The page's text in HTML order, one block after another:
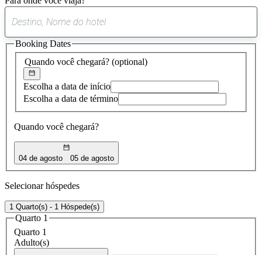
sugestão
encontrada
Quando você chegará? (optional)
Escolha a data de início
Escolha a data de término
Quando você chegará?
04 de agosto 05 de agosto
Booking Dates
Selecionar hóspedes
1 Quarto(s) - 1 Hóspede(s)
Quarto 1
Quarto 1
Adulto(s)